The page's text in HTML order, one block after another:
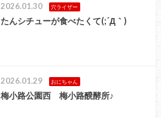
2026.01.30 穴ライザー
たんシチューが食べたくて(;´Д｀)
2026.01.29 おにちゃん
梅小路公園西 梅小路醗酵所♪